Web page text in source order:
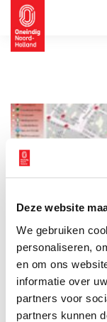
Deze website
We gebruiken
personaliseren,
en om ons
informatie over
partners voor
partners kunnen
Als je door het
aandacht vaak
standbeeld of een
er dan iets over
Historische
bijzondere kaart op
terugvinden. Kijk je
1 min